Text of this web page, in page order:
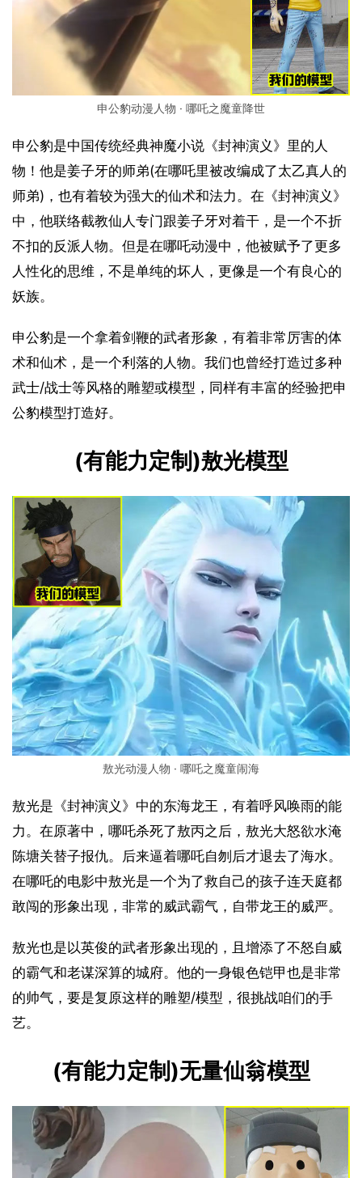
申公豹动漫人物 · 哪吒之魔童降世
申公豹是中国传统经典神魔小说《封神演义》里的人
物！他是姜子牙的师弟(在哪吒里被改编成了太乙真人的
师弟)，也有着较为强大的仙术和法力。在《封神演义》
中，他联络截教仙人专门跟姜子牙对着干，是一个不折
不扣的反派人物。但是在哪吒动漫中，他被赋予了更多
人性化的思维，不是单纯的坏人，更像是一个有良心的
妖族。
申公豹是一个拿着剑鞭的武者形象，有着非常厉害的体
术和仙术，是一个利落的人物。我们也曾经打造过多种
武士/战士等风格的雕塑或模型，同样有丰富的经验把申
公豹模型打造好。
(有能力定制)敖光模型
敖光动漫人物 · 哪吒之魔童闹海
敖光是《封神演义》中的东海龙王，有着呼风唤雨的能
力。在原著中，哪吒杀死了敖丙之后，敖光大怒欲水淹
陈塘关替子报仇。后来逼着哪吒自刎后才退去了海水。
在哪吒的电影中敖光是一个为了救自己的孩子连天庭都
敢闯的形象出现，非常的威武霸气，自带龙王的威严。
敖光也是以英俊的武者形象出现的，且增添了不怒自威
的霸气和老谋深算的城府。他的一身银色铠甲也是非常
的帅气，要是复原这样的雕塑/模型，很挑战咱们的手
艺。
(有能力定制)无量仙翁模型